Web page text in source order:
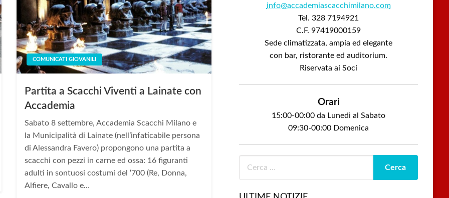
COMUNICATI GIOVANILI
Partita a Scacchi Viventi a Lainate con
Accademia
Sabato 8 settembre, Accademia Scacchi Milano e
la Municipalità di Lainate (nell’infaticabile persona
di Alessandra Favero) propongono una partita a
scacchi con pezzi in carne ed ossa: 16 figuranti
adulti in sontuosi costumi del ‘700 (Re, Donna,
Alfiere, Cavallo e…
info@accademiascacchimilano.com
Tel. 328 7194921
C.F. 97419000159
Sede climatizzata, ampia ed elegante
con bar, ristorante ed auditorium.
Riservata ai Soci
Orari
15:00-00:00 da Lunedì al Sabato
09:30-00:00 Domenica